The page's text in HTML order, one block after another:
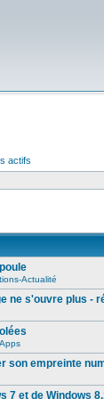
actifs
Actualité
ne s'ouvre plus -
son empreinte
7 et de Windows